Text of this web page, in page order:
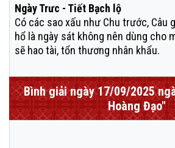
Ngày Trưc - Tiết Bạch lộ
Có các sao xấu như Chu trước, Câu
hổ là ngày sát không nên dùng cho
sẽ hao tài, tổn thương nhân khẩu.
Bình giải ngày 17/09/2025
Hoàng Đạo"